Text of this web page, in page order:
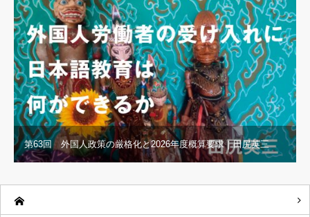
第63回 外国人政策の厳格化と2026年度概算要求｜田尻英三